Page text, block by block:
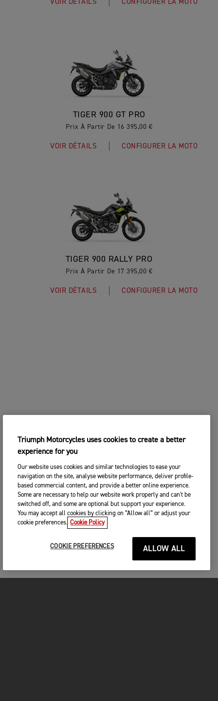
VOIR DÉTAILS CONFIGURER LA MOTO
TIGER 900 GT PRO
Prix À Partir De 16 395,00 €
VOIR DÉTAILS CONFIGURER LA MOTO
TIGER 900 RALLY PRO
Prix À Partir De 17 395,00 €
VOIR DÉTAILS CONFIGURER LA MOTO
Triumph Motorcycles uses cookies to create a better
experience for you
Our website uses cookies and similar technologies to ease your
navigation on the site, analyse website performance, deliver profile-
based commercial content, and provide a better online experience.
Some are necessary to help our website work properly and can't be
switched off, and some are optional but support your experience.
You may accept all cookies by clicking on “Allow all” or adjust your
cookie preferences. Cookie Policy
COOKIE PREFERENCES ALLOW ALL